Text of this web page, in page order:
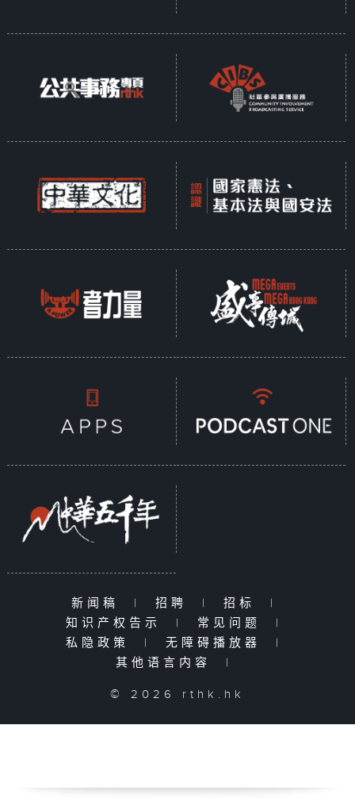
新闻稿 | 招聘 | 招标
|
知识产权告示
| 常见问题
|
私隐政策
| 无障碍播放器
|
其他语言内容
|
© 2026 rthk.hk